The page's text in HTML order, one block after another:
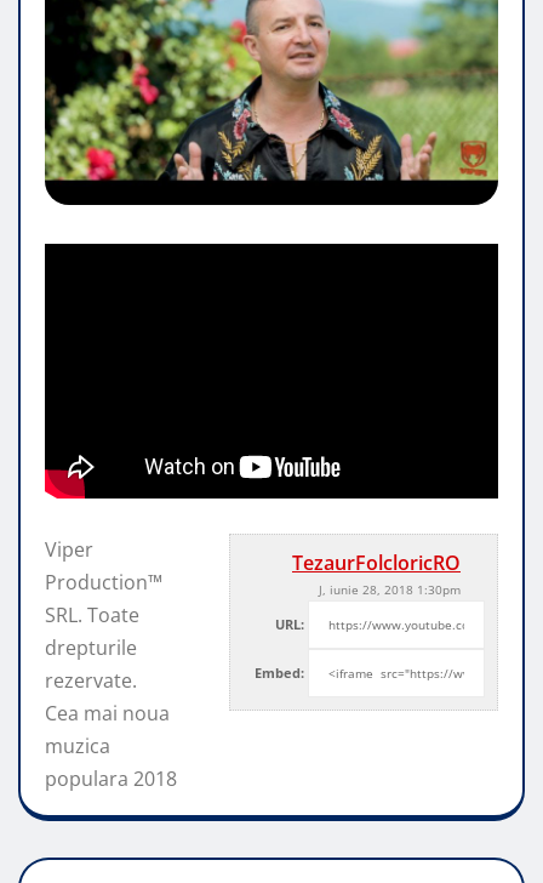
TezaurFolcloricRO
J, iunie 28, 2018 1:30pm
URL:
Embed:
Viper
Production™
SRL. Toate
drepturile
rezervate.
Cea mai noua
muzica
populara 2018